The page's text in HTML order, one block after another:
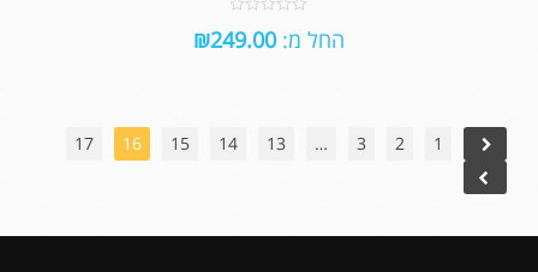
out
החל מ: ₪249.00
1
2
3
…
13
14
15
16
17